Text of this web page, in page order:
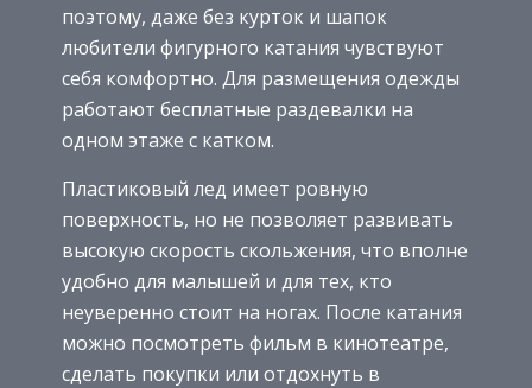
поэтому, даже без курток и шапок
любители фигурного катания чувствуют
себя комфортно. Для размещения одежды
работают бесплатные раздевалки на
одном этаже с катком.
Пластиковый лед имеет ровную
поверхность, но не позволяет развивать
высокую скорость скольжения, что вполне
удобно для малышей и для тех, кто
неуверенно стоит на ногах. После катания
можно посмотреть фильм в кинотеатре,
сделать покупки или отдохнуть в